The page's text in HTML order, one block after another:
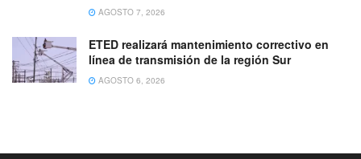
AGOSTO 7, 2026
ETED realizará mantenimiento correctivo en
línea de transmisión de la región Sur
AGOSTO 6, 2026